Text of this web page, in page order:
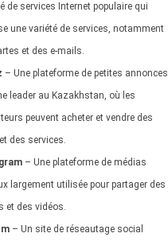
de services Internet populaire qui
une variété de services, notamment
et des e-mails.
– Une plateforme de petites annonces
leader au Kazakhstan, où les
peuvent acheter et vendre des
des services.
– Une plateforme de médias
largement utilisée pour partager des
et des vidéos.
– Un site de réseautage social